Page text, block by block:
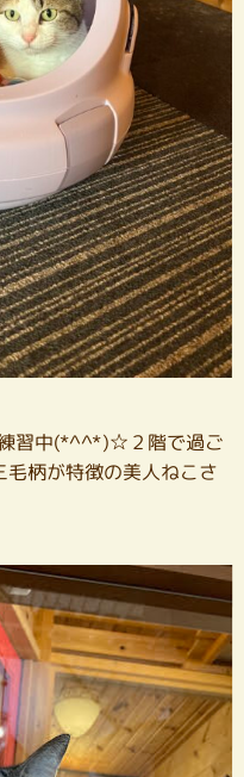
習中(*^^*)☆２階で過ご
柄が特徴の美人ねこさ